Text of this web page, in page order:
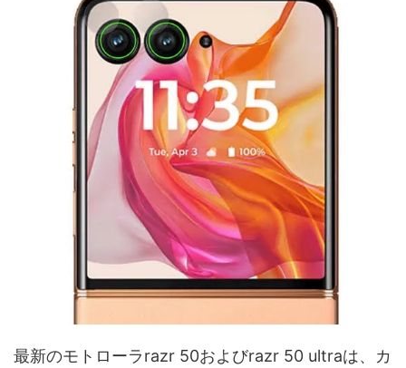
最新のモトローラrazr 50およびrazr 50 ultraは、カ